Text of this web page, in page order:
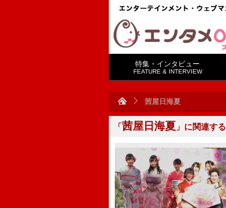
特集・インタビュー
FEATURE & INTERVIEW
茜屋日海夏
「茜屋日海夏 」に関連する